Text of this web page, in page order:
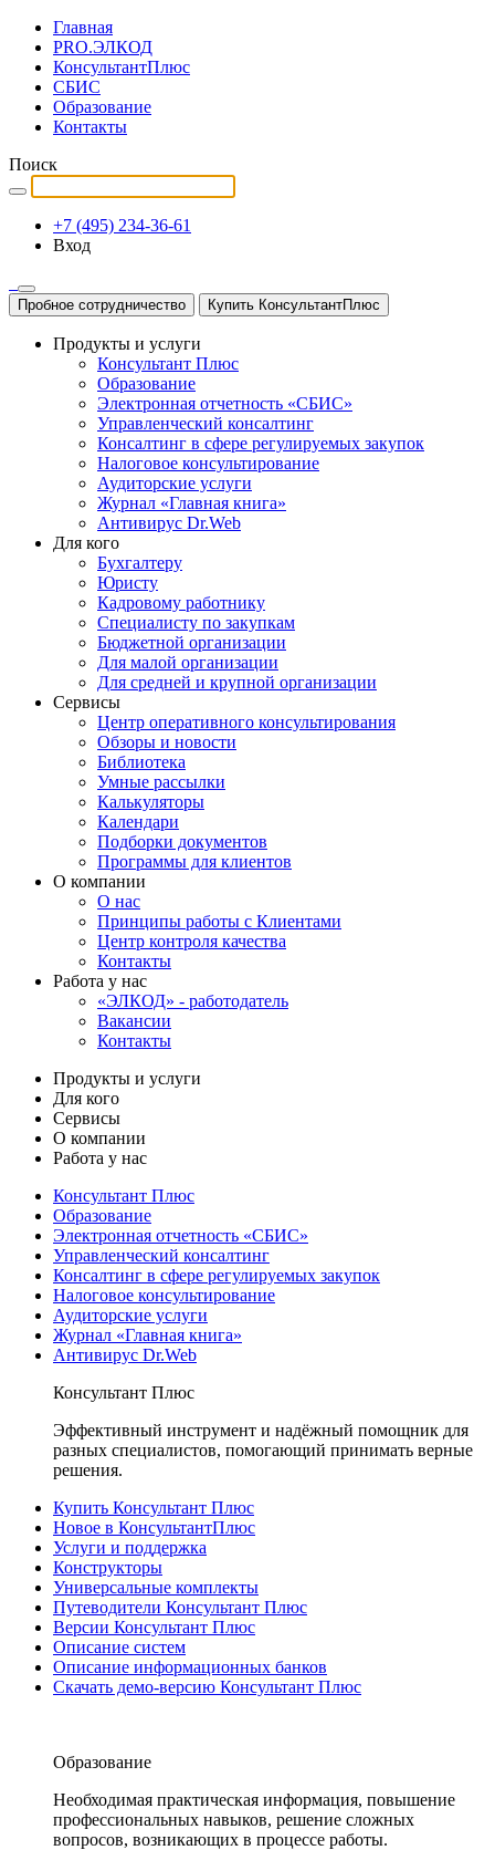
Главная
PRO.ЭЛКОД
КонсультантПлюс
СБИС
Образование
Контакты
Поиск
+7 (495) 234-36-61
Вход
Пробное сотрудничество Купить КонсультантПлюс
Продукты и услуги
Консультант Плюс
Образование
Электронная отчетность «СБИС»
Управленческий консалтинг
Консалтинг в сфере регулируемых закупок
Налоговое консультирование
Аудиторские услуги
Журнал «Главная книга»
Антивирус Dr.Web
Для кого
Бухгалтеру
Юристу
Кадровому работнику
Специалисту по закупкам
Бюджетной организации
Для малой организации
Для средней и крупной организации
Сервисы
Центр оперативного консультирования
Обзоры и новости
Библиотека
Умные рассылки
Калькуляторы
Календари
Подборки документов
Программы для клиентов
О компании
О нас
Принципы работы с Клиентами
Центр контроля качества
Контакты
Работа у нас
«ЭЛКОД» - работодатель
Вакансии
Контакты
Продукты и услуги
Для кого
Сервисы
О компании
Работа у нас
Консультант Плюс
Образование
Электронная отчетность «СБИС»
Управленческий консалтинг
Консалтинг в сфере регулируемых закупок
Налоговое консультирование
Аудиторские услуги
Журнал «Главная книга»
Антивирус Dr.Web
Консультант Плюс
Эффективный инструмент и надёжный помощник для
разных специалистов, помогающий принимать верные
решения.
Купить Консультант Плюс
Новое в КонсультантПлюс
Услуги и поддержка
Конструкторы
Универсальные комплекты
Путеводители Консультант Плюс
Версии Консультант Плюс
Описание систем
Описание информационных банков
Скачать демо-версию Консультант Плюс
Образование
Необходимая практическая информация, повышение
профессиональных навыков, решение сложных
вопросов, возникающих в процессе работы.